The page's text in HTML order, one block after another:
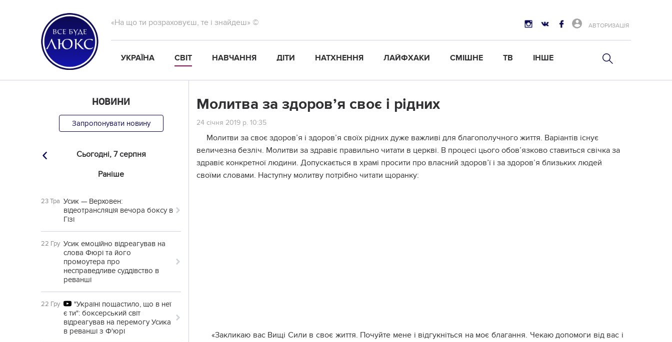
«На що ти розраховуєш, те і знайдеш» © АВТОРИЗАЦІЯ
УКРАЇНА СВІТ НАВЧАННЯ ДІТИ НАТХНЕННЯ ЛАЙФХАКИ СМІШНЕ ТВ ІНШЕ
НОВИНИ
Запропонувати новину
Сьогодні, 7 серпня
Раніше
23 Тра Усик — Верховен:
відеотрансляція вечора боксу в
Гізі
22 Гру Усик емоційно відреагував на
слова Фюрі та його
промоутера про
несправедливе суддівство в
реванші
22 Гру
"Україні пощастило, що в неї
є ти": боксерський світ
відреагував на перемогу Усика
в реванші з Ф'юрі
Молитва за здоров’я своє і рідних
24 січня 2019 р. 10:35
Молитви за своє здоров’я і здоров’я своїх рідних дуже важливі для благополучного життя. Варіантів існує
величезна безліч. Молитви за здравіє правильно читати в церкві. В процесі цього обов’язково ставиться свічка за
здравіє конкретної людини. Допускається в храмі просити про власний здоров’ї і за здоров’я близьких людей
своїми словами. Наступну молитву потрібно читати щоранку:
«Закликаю вас Вищі Сили в своє життя. Почуйте мене і відгукніться на моє благання. Чекаю допомоги від вас і